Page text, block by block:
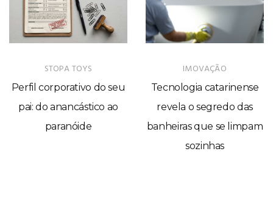
STOPA TOYS
Perfil corporativo do seu
pai: do anancástico ao
paranóide
IMOVAÇÃO
Tecnologia catarinense
revela o segredo das
banheiras que se limpam
sozinhas